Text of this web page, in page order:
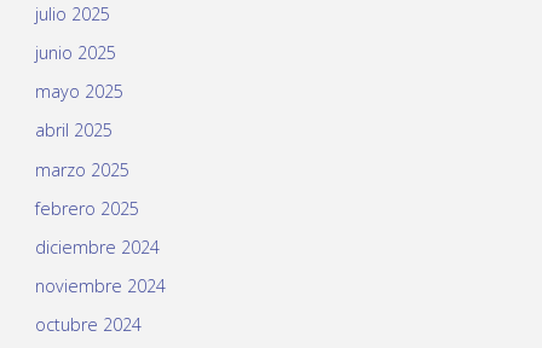
julio 2025
junio 2025
mayo 2025
abril 2025
marzo 2025
febrero 2025
diciembre 2024
noviembre 2024
octubre 2024